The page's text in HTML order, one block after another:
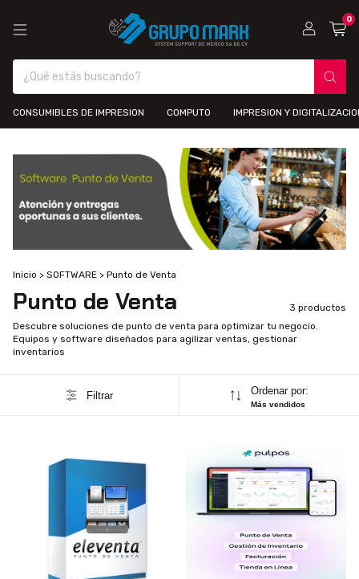
0
CONSUMIBLES DE IMPRESION COMPUTO IMPRESION Y
Inicio > SOFTWARE > Punto de Venta
Punto de Venta
3 productos
Descubre soluciones de punto de venta para optimizar tu negocio.
Equipos y software diseñados para agilizar ventas, gestionar
inventarios
Filtrar Ordenar por:
Más vendidos